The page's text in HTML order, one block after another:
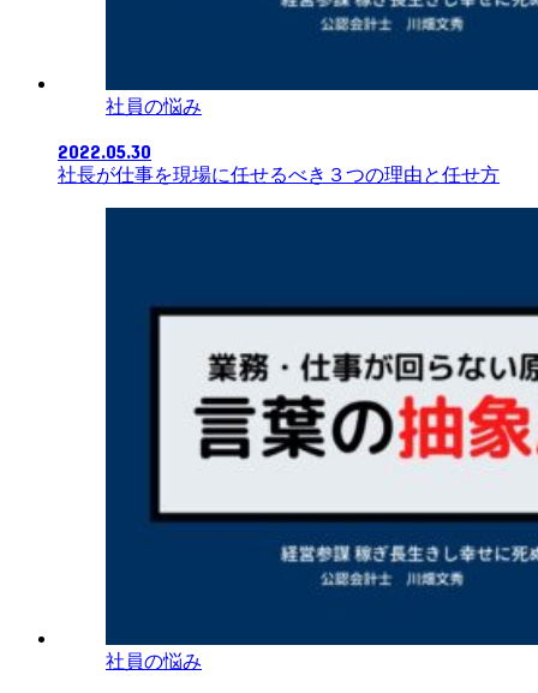
社員の悩み
2022.05.30
社長が仕事を現場に任せるべき３つの理由と任せ方
社員の悩み